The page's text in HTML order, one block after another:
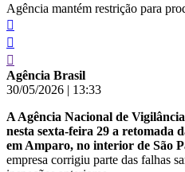
Agência mantém restrição para
Agência Brasil
30/05/2026 | 13:33
A Agência Nacional de
nesta sexta-feira 29 a retomada
em Amparo, no interior de São
empresa corrigiu parte das falhas